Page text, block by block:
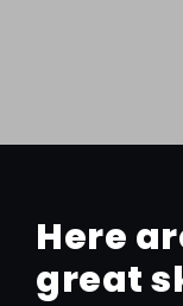
Here
great